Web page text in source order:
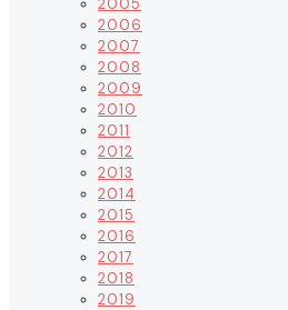
2005
2006
2007
2008
2009
2010
2011
2012
2013
2014
2015
2016
2017
2018
2019